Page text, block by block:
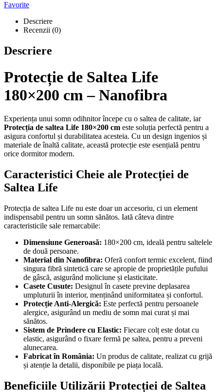
Favorite
Descriere
Recenzii (0)
Descriere
Protecție de Saltea Life
180×200 cm – Nanofibra
Experiența unui somn odihnitor începe cu o saltea de calitate, iar
Protecția de saltea Life 180×200 cm este soluția perfectă pentru a
asigura confortul și durabilitatea acesteia. Cu un design ingenios și
materiale de înaltă calitate, această protecție este esențială pentru
orice dormitor modern.
Caracteristici Cheie ale Protecției de
Saltea Life
Protecția de saltea Life nu este doar un accesoriu, ci un element
indispensabil pentru un somn sănătos. Iată câteva dintre
caracteristicile sale remarcabile:
Dimensiune Generoasă: 180×200 cm, ideală pentru saltelele
de două persoane.
Material din Nanofibra: Oferă confort termic excelent, fiind
singura fibră sintetică care se apropie de proprietățile pufului
de gâscă, asigurând moliciune și elasticitate.
Casete Cusute: Designul în casete previne deplasarea
umpluturii în interior, menținând uniformitatea și confortul.
Protecție Anti-Alergică: Este perfectă pentru persoanele
alergice, asigurând un mediu de somn mai curat și mai
sănătos.
Sistem de Prindere cu Elastic: Fiecare colț este dotat cu
elastic, asigurând o fixare fermă pe saltea, pentru a preveni
alunecarea.
Fabricat în România: Un produs de calitate, realizat cu grijă
și atenție la detalii, disponibile pe piața locală.
Beneficiile Utilizării Protecției de Saltea